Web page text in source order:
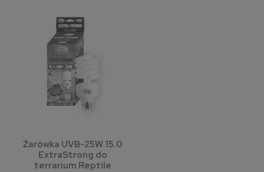
Żarówka UVB-25W 15.0
ExtraStrong do
terrarium Reptile